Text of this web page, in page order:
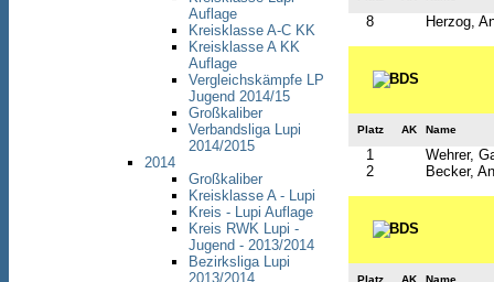
Auflage
Kreisklasse A-C KK
Kreisklasse A KK
Auflage
Vergleichskämpfe LP
Jugend 2014/15
Großkaliber
Verbandsliga Lupi
2014/2015
2014
Großkaliber
Kreisklasse A - Lupi
Kreis - Lupi Auflage
Kreis RWK Lupi -
Jugend - 2013/2014
Bezirksliga Lupi
2013/2014
8 Herzog,
Platz AK Name
1
Wehrer,
2
Becker,
Platz AK Name